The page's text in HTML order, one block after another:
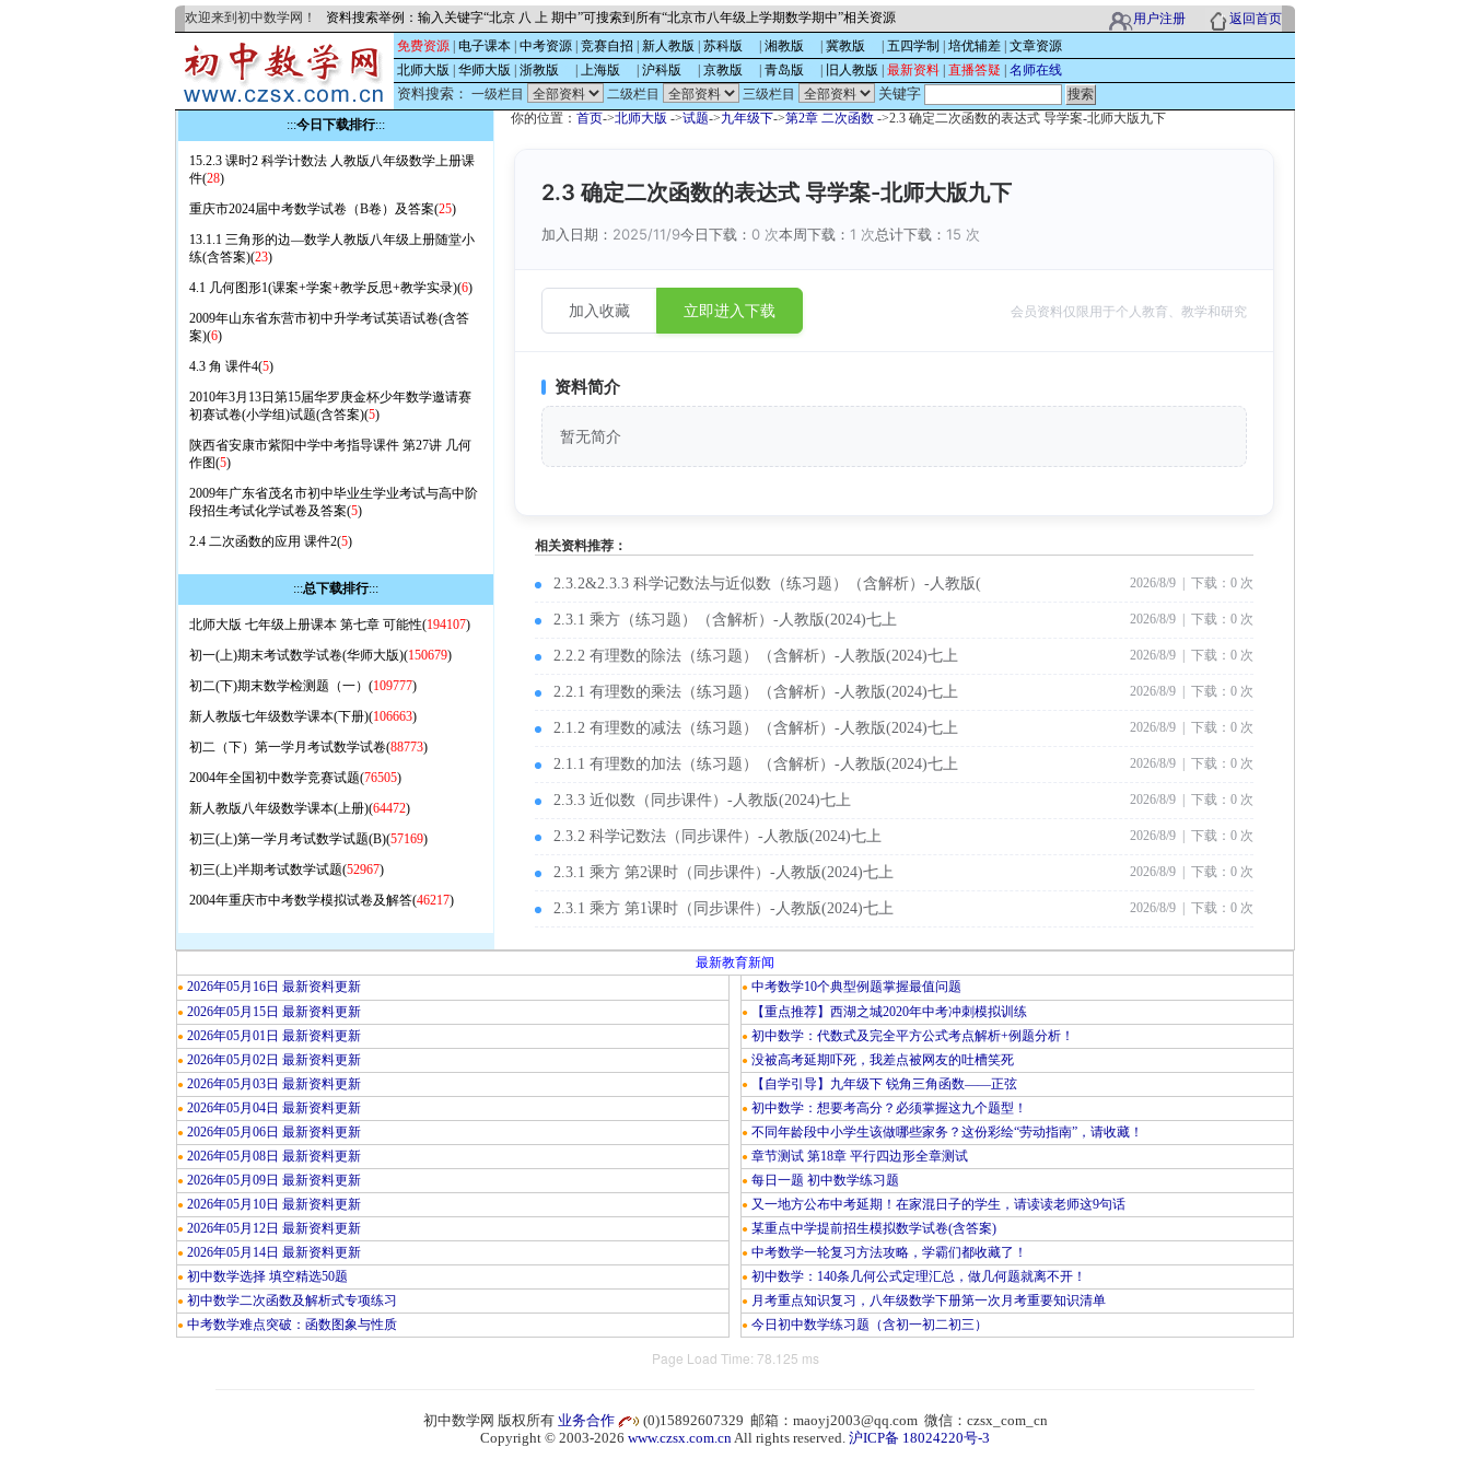
欢迎来到初中数学网！ 资料搜索举例：输入关键字“北京 八 上 期中”可搜索到所有“北京市八年级上学期数学期中”相关资源 用户注册
返回首页
免费资源 电子课本 中考资源 竞赛自招 新人教版 苏科版 湘教版 冀教版 五四学制 培优辅差 文章资源
北师大版
华师大版 浙教版 上海版 沪科版 京教版 青岛版 旧人教版 最新资料 直播答疑 名师在线
资料搜索： 一级栏目 二级栏目 三级栏目 关键字
:::今日下载排行:::
15.2.3 课时2 科学计数法 人教版八年级数学上册课
件(28)
重庆市2024届中考数学试卷（B卷）及答案(25)
13.1.1 三角形的边—数学人教版八年级上册随堂小
练(含答案)(23)
4.1 几何图形1(课案+学案+教学反思+教学实录)(6)
2009年山东省东营市初中升学考试英语试卷(含答
案)(6)
4.3 角 课件4(5)
2010年3月13日第15届华罗庚金杯少年数学邀请赛
初赛试卷(小学组)试题(含答案)(5)
陕西省安康市紫阳中学中考指导课件 第27讲 几何
作图(5)
2009年广东省茂名市初中毕业生学业考试与高中阶
段招生考试化学试卷及答案(5)
2.4 二次函数的应用 课件2(5)
:::总下载排行:::
北师大版 七年级上册课本 第七章 可能性(194107)
初一(上)期末考试数学试卷(华师大版)(150679)
初二(下)期末数学检测题（一）(109777)
新人教版七年级数学课本(下册)(106663)
初二（下）第一学月考试数学试卷(88773)
2004年全国初中数学竞赛试题(76505)
新人教版八年级数学课本(上册)(64472)
初三(上)第一学月考试数学试题(B)(57169)
初三(上)半期考试数学试题(52967)
2004年重庆市中考数学模拟试卷及解答(46217)
你的位置： 首页->北师大版 ->试题->九年级下->第2章 二次函数 ->2.3 确定二次函数的表达式 导学案-北师大版九下
2.3 确定二次函数的表达式 导学案-北师大版九下
加入日期： 2025/11/9今日下载： 0 次本周下载： 1 次总计下载： 15 次
加入收藏 立即进入下载 会员资料仅限用于个人教育、教学和研究
资料简介
暂无简介
相关资料推荐：
2.3.2&2.3.3 科学记数法与近似数（练习题）（含解析）-人教版( 2026/8/9 | 下载：0 次
2.3.1 乘方（练习题）（含解析）-人教版(2024)七上 2026/8/9 | 下载：0 次
2.2.2 有理数的除法（练习题）（含解析）-人教版(2024)七上 2026/8/9 | 下载：0 次
2.2.1 有理数的乘法（练习题）（含解析）-人教版(2024)七上 2026/8/9 | 下载：0 次
2.1.2 有理数的减法（练习题）（含解析）-人教版(2024)七上 2026/8/9 | 下载：0 次
2.1.1 有理数的加法（练习题）（含解析）-人教版(2024)七上 2026/8/9 | 下载：0 次
2.3.3 近似数（同步课件）-人教版(2024)七上 2026/8/9 | 下载：0 次
2.3.2 科学记数法（同步课件）-人教版(2024)七上 2026/8/9 | 下载：0 次
2.3.1 乘方 第2课时（同步课件）-人教版(2024)七上 2026/8/9 | 下载：0 次
2.3.1 乘方 第1课时（同步课件）-人教版(2024)七上 2026/8/9 | 下载：0 次
最新教育新闻
● 2026年05月16日 最新资料更新
● 2026年05月15日 最新资料更新
● 2026年05月01日 最新资料更新
● 2026年05月02日 最新资料更新
● 2026年05月03日 最新资料更新
● 2026年05月04日 最新资料更新
● 2026年05月06日 最新资料更新
● 2026年05月08日 最新资料更新
● 2026年05月09日 最新资料更新
● 2026年05月10日 最新资料更新
● 2026年05月12日 最新资料更新
● 2026年05月14日 最新资料更新
● 初中数学选择 填空精选50题
● 初中数学二次函数及解析式专项练习
● 中考数学难点突破：函数图象与性质
● 中考数学10个典型例题掌握最值问题
● 【重点推荐】西湖之城2020年中考冲刺模拟训练
● 初中数学：代数式及完全平方公式考点解析+例题分析！
● 没被高考延期吓死，我差点被网友的吐槽笑死
● 【自学引导】九年级下 锐角三角函数——正弦
● 初中数学：想要考高分？必须掌握这九个题型！
● 不同年龄段中小学生该做哪些家务？这份彩绘“劳动指南”，请收藏！
● 章节测试 第18章 平行四边形全章测试
● 每日一题 初中数学练习题
● 又一地方公布中考延期！在家混日子的学生，请读读老师这9句话
● 某重点中学提前招生模拟数学试卷(含答案)
● 中考数学一轮复习方法攻略，学霸们都收藏了！
● 初中数学：140条几何公式定理汇总，做几何题就离不开！
● 月考重点知识复习，八年级数学下册第一次月考重要知识清单
● 今日初中数学练习题（含初一初二初三）
Page Load Time: 78.125 ms
初中数学网 版权所有 业务合作
(0)15892607329 邮箱：maoyj2003@qq.com 微信：czsx_com_cn
Copyright © 2003-2026 www.czsx.com.cnAll rights reserved. 沪ICP备 18024220号-3